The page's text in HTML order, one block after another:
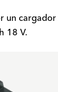
un
18 V.